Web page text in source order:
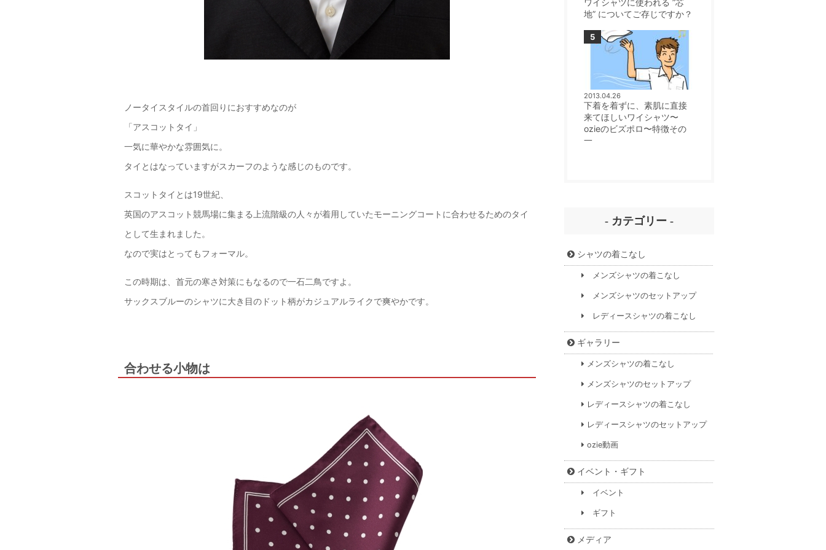
ノータイスタイルの首回りにおすすめなのが
「アスコットタイ」
一気に華やかな雰囲気に。
タイとはなっていますがスカーフのような感じのものです。
スコットタイとは19世紀、
英国のアスコット競馬場に集まる上流階級の人々が着用していたモーニングコートに合わせるためのタイ
として生まれました。
なので実はとってもフォーマル。
この時期は、首元の寒さ対策にもなるので一石二鳥ですよ。
サックスブルーのシャツに大き目のドット柄がカジュアルライクで爽やかです。
合わせる小物は
地” についてご存じですか？
2013.04.26
下着を着ずに、素肌に直接
来てほしいワイシャツ〜
ozieのビズポロ〜特徴その
一
- カテゴリー -
シャツの着こなし
メンズシャツの着こなし
メンズシャツのセットアップ
レディースシャツの着こなし
ギャラリー
メンズシャツの着こなし
メンズシャツのセットアップ
レディースシャツの着こなし
レディースシャツのセットアップ
ozie動画
イベント・ギフト
イベント
ギフト
メディア